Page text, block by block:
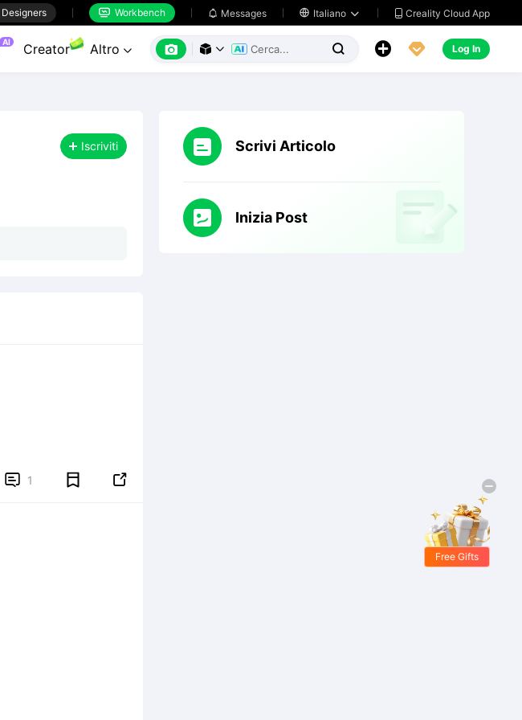
Designers  Workbench  Messages  Italiano   Creality Cloud App
AI Creator Altro        Log In
Iscriviti
 1 
Scrivi Articolo
Inizia Post
Free Gifts